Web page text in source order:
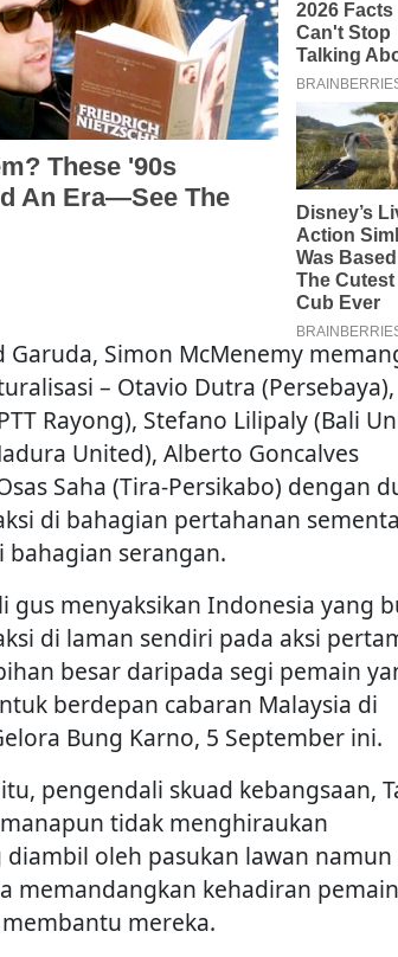
Garuda, Simon McMenemy
– Otavio Dutra (Persebaya),
Rayong), Stefano Lilipaly (Bali
United), Alberto Goncalves
Saha (Tira-Persikabo) dengan
di bahagian pertahanan
serangan.
gus menyaksikan Indonesia yang
di laman sendiri pada aksi
besar daripada segi pemain
berdepan cabaran Malaysia di
Bung Karno, 5 September ini.
pengendali skuad kebangsaan,
tidak menghiraukan
oleh pasukan lawan namun
memandangkan kehadiran pemain
mereka.